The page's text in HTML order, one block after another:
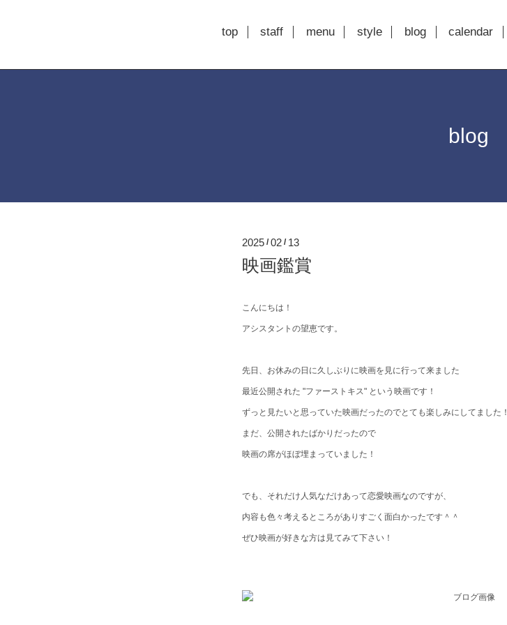
top staff menu style blog calendar
blog
2025 /02 / 13
映画鑑賞
こんにちは！
アシスタントの望恵です。
先日、お休みの日に久しぶりに映画を見に行って来ました
最近公開された "ファーストキス" という映画です！
ずっと見たいと思っていた映画だったのでとても楽しみにしてました！
まだ、公開されたばかりだったので
映画の席がほぼ埋まっていました！
でも、それだけ人気なだけあって恋愛映画なのですが、
内容も色々考えるところがありすごく面白かったです＾＾
ぜひ映画が好きな方は見てみて下さい！